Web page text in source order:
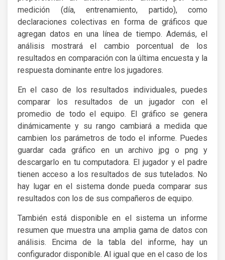
medición (día, entrenamiento, partido), como
declaraciones colectivas en forma de gráficos que
agregan datos en una línea de tiempo. Además, el
análisis mostrará el cambio porcentual de los
resultados en comparación con la última encuesta y la
respuesta dominante entre los jugadores.
En el caso de los resultados individuales, puedes
comparar los resultados de un jugador con el
promedio de todo el equipo. El gráfico se genera
dinámicamente y su rango cambiará a medida que
cambien los parámetros de todo el informe. Puedes
guardar cada gráfico en un archivo jpg o png y
descargarlo en tu computadora. El jugador y el padre
tienen acceso a los resultados de sus tutelados. No
hay lugar en el sistema donde pueda comparar sus
resultados con los de sus compañeros de equipo.
También está disponible en el sistema un informe
resumen que muestra una amplia gama de datos con
análisis. Encima de la tabla del informe, hay un
configurador disponible. Al igual que en el caso de los